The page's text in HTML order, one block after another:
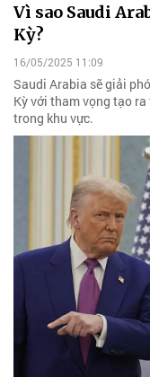
Vì sao Saudi
Kỳ?
16/05/2025 11:09
Saudi Arabia sẽ giải
Kỳ với tham vọng tạo
trong khu vực.